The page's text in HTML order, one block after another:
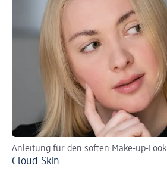
Anleitung für den soften Make-up-Look
Cloud Skin